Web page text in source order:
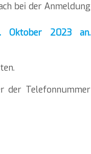
bei der Anmeldung
Oktober 2023 an.
der Telefonnummer